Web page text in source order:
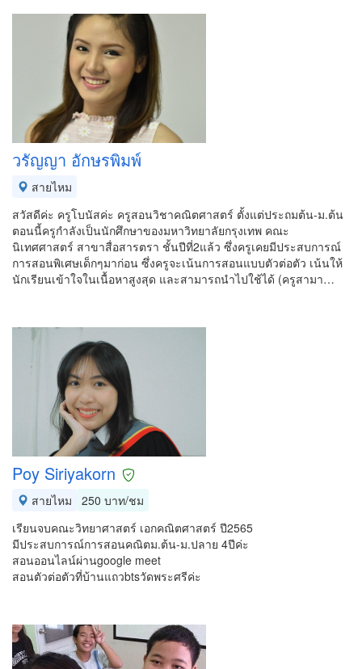
วรัญญา อักษรพิมพ์
สายไหม
สวัสดีค่ะ ครูโบนัสค่ะ ครูสอนวิชาคณิตศาสตร์ ตั้งแต่ประถมต้น-ม.ต้น
ตอนนี้ครูกำลังเป็นนักศึกษาของมหาวิทยาลัยกรุงเทพ คณะ
นิเทศศาสตร์ สาขาสื่อสารตรา ชั้นปีที่2แล้ว ซึ่งครูเคยมีประสบการณ์
การสอนพิเศษเด็กๆมาก่อน ซึ่งครูจะเน้นการสอนแบบตัวต่อตัว เน้นให้
นักเรียนเข้าใจในเนื้อหาสูงสุด และสามารถนำไปใช้ได้ (ครูสามา…
Poy Siriyakorn
สายไหม
250 บาท/ชม
เรียนจบคณะวิทยาศาสตร์ เอกคณิตศาสตร์ ปี2565
มีประสบการณ์การสอนคณิตม.ต้น-ม.ปลาย 4ปีค่ะ
สอนออนไลน์ผ่านgoogle meet
สอนตัวต่อตัวที่บ้านแถวbtsวัดพระศรีค่ะ